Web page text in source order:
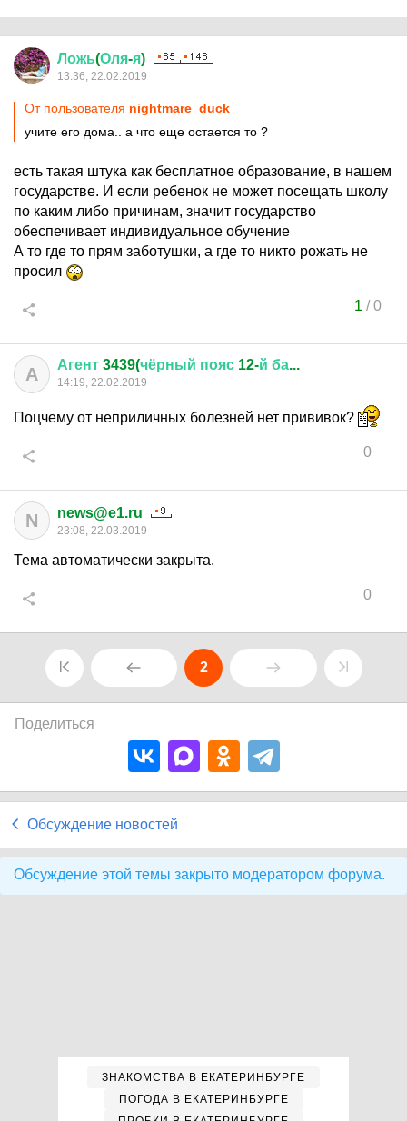
Ложь(Оля-я)
13:36, 22.02.2019
От пользователя nightmare_duck
учите его дома.. а что еще остается то ?
есть такая штука как бесплатное образование, в нашем
государстве. И если ребенок не может посещать школу
по каким либо причинам, значит государство
обеспечивает индивидуальное обучение
А то где то прям заботушки, а где то никто рожать не
просил
1 /0
А Агент 3439(чёрный пояс 12-й ба...
14:19, 22.02.2019
Поцчему от неприличных болезней нет прививок?
0
N news@e1.ru
23:08, 22.03.2019
Тема автоматически закрыта.
0
2
Поделиться
Обсуждение новостей
Обсуждение этой темы закрыто модератором форума.
ЗНАКОМСТВА В ЕКАТЕРИНБУРГЕ
ПОГОДА В ЕКАТЕРИНБУРГЕ